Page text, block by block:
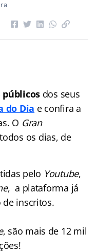
públicos dos seus
do Dia e confira a
O Gran
todos os dias, de
pelo Youtube,
, a plataforma já
inscritos.
, são mais de 12 mil